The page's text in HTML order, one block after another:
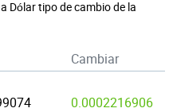
Dólar tipo de cambio de la
Cambiar
0.0002216906